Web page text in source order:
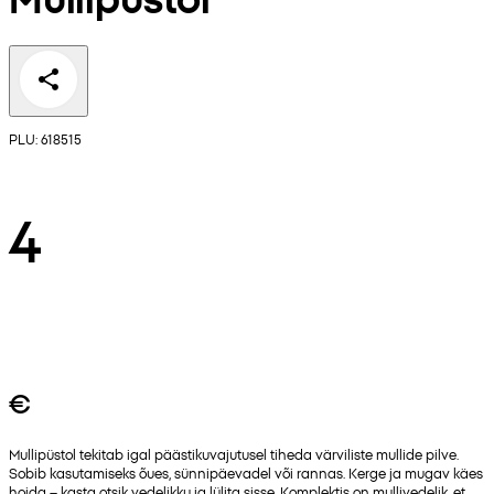
PLU: 618515
4
€
Mullipüstol tekitab igal päästikuvajutusel tiheda värviliste mullide pilve.
Sobib kasutamiseks õues, sünnipäevadel või rannas. Kerge ja mugav käes